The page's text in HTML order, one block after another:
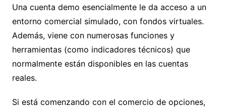
Una cuenta demo esencialmente le da acceso a un
entorno comercial simulado, con fondos virtuales.
Además, viene con numerosas funciones y
herramientas (como indicadores técnicos) que
normalmente están disponibles en las cuentas
reales.
Si está comenzando con el comercio de opciones,